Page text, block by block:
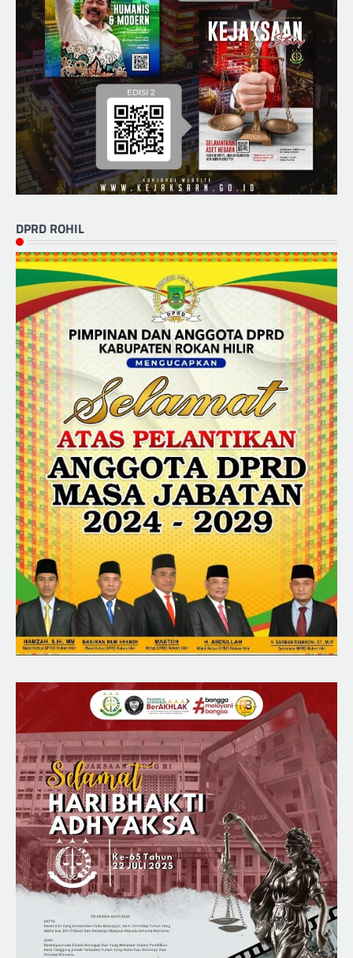
DPRD ROHIL